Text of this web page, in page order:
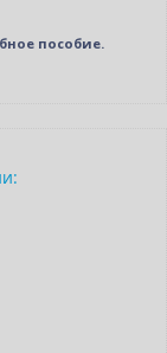
пособие.